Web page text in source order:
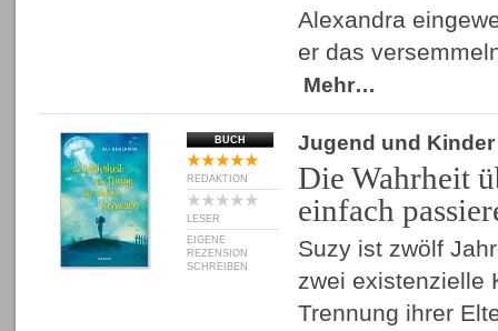
Alexandra
er das
Mehr…
BUCH
REDAKTION
LESER
EIGENE
REZENSION
SCHREIBEN
Jugend und Kinder
Die Wahrheit
einfach
Suzy ist zwölf
zwei existenzielle
Trennung ihrer